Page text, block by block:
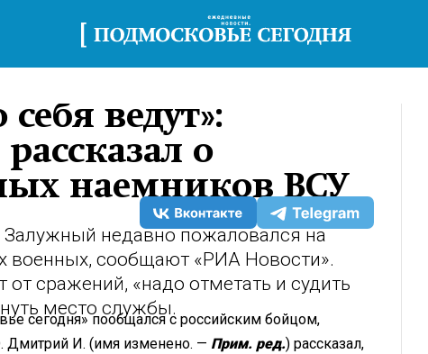
ведут»:
о
наемников ВСУ
недавно пожаловался на
военных, сообщают «РИА Новости».
от сражений, «надо отметать и судить
место службы.
сегодня» пообщался с российским бойцом,
Дмитрий И. (имя изменено. — Прим. ред.) рассказал,